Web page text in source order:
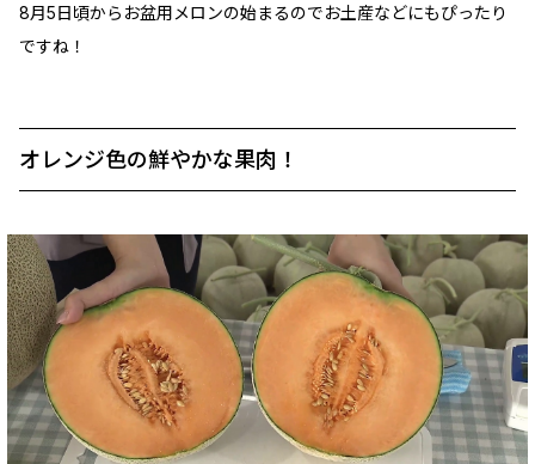
8月5日頃からお盆用メロンの始まるのでお土産などにもぴったり
ですね！
オレンジ色の鮮やかな果肉！